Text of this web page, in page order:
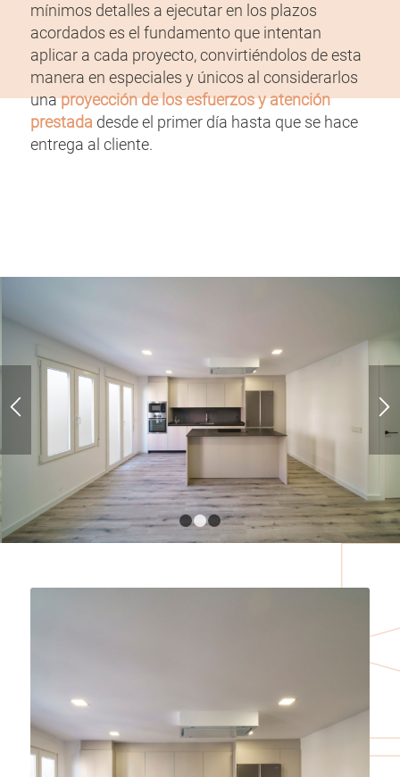
mínimos detalles a ejecutar en los plazos
acordados es el fundamento que intentan
aplicar a cada proyecto, convirtiéndolos de esta
manera en especiales y únicos al considerarlos
unaproyección de los esfuerzos y atención
prestadadesde el primer día hasta que se hace
entrega al cliente.
1 2